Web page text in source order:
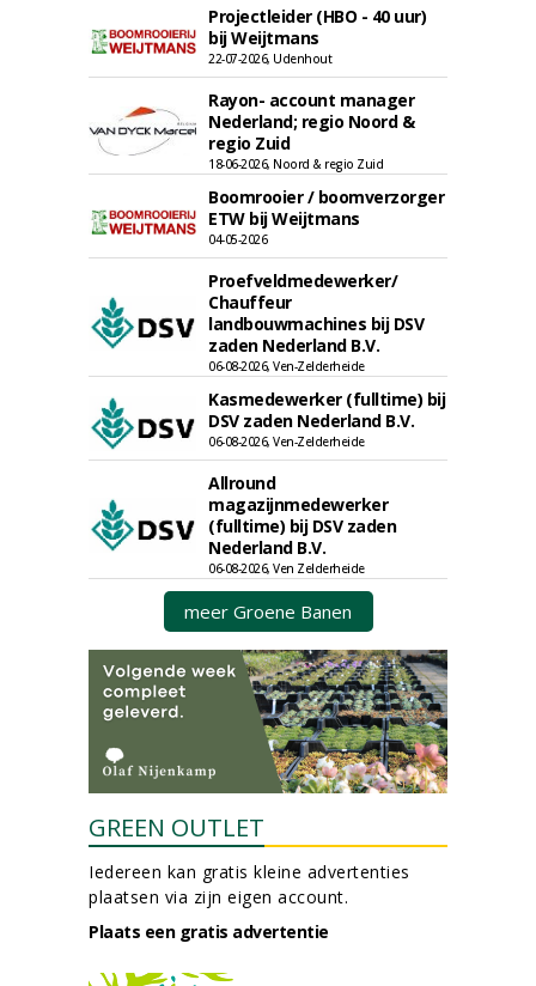
Projectleider (HBO - 40 uur)
bij Weijtmans
22-07-2026, Udenhout
Rayon- account manager
Nederland; regio Noord &
regio Zuid
18-06-2026, Noord & regio Zuid
Boomrooier / boomverzorger
ETW bij Weijtmans
04-05-2026
Proefveldmedewerker/
Chauffeur
landbouwmachines bij DSV
zaden Nederland B.V.
06-08-2026, Ven-Zelderheide
Kasmedewerker (fulltime) bij
DSV zaden Nederland B.V.
06-08-2026, Ven-Zelderheide
Allround
magazijnmedewerker
(fulltime) bij DSV zaden
Nederland B.V.
06-08-2026, Ven Zelderheide
meer Groene Banen
GREEN OUTLET
Iedereen kan gratis kleine advertenties
plaatsen via zijn eigen account.
Plaats een gratis advertentie